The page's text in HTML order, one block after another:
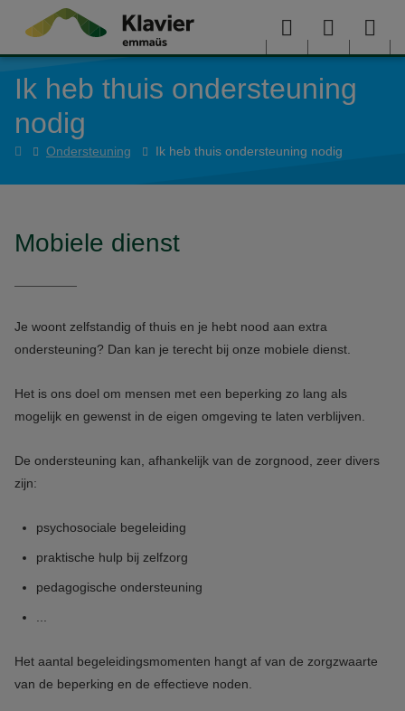
Overslaan en naar de inhoud gaan
Menu User
menu
Ik heb thuis ondersteuning
nodig
HomeOndersteuning Ik heb thuis ondersteuning nodig
Mobiele dienst
Je woont zelfstandig of thuis en je hebt nood aan extra
ondersteuning? Dan kan je terecht bij onze mobiele dienst.
Het is ons doel om mensen met een beperking zo lang als
mogelijk en gewenst in de eigen omgeving te laten verblijven.
De ondersteuning kan, afhankelijk van de zorgnood, zeer divers
zijn:
psychosociale begeleiding
praktische hulp bij zelfzorg
pedagogische ondersteuning
Het aantal begeleidingsmomenten hangt af van de zorgzwaarte
van de beperking en de effectieve noden.